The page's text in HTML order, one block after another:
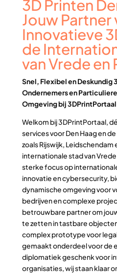
3D Printen
Jouw Partner
Innovatieve
de
van Vrede en
Snel, Flexibel en Deskundig
Ondernemers en
Omgeving bij 3DPrintPortaal
Welkom bij 3DPrintPortaal,
services voor Den Haag en
zoals Rijswijk, Leidschendam
internationale stad van
sterke focus op
innovatie en cybersecurity,
dynamische omgeving voor
bedrijven en complexe
betrouwbare partner om
te zetten in tastbare
complex prototype voor
gemaakt onderdeel voor de
diplomatiek geschenk voor
organisaties, wij staan klaar